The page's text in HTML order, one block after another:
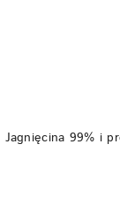
Jagnięcina 99% i